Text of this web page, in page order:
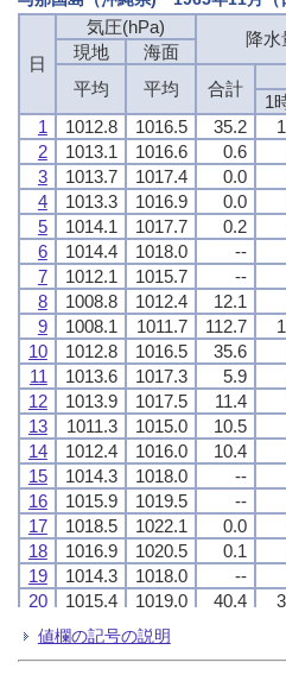
日
気圧(hPa)
降水
現地
海面
平均
平均 合計
1
1
1012.8 1016.5 35.2
2
1013.1 1016.6 0.6
3
1013.7 1017.4 0.0
4
1013.3 1016.9 0.0
5
1014.1 1017.7 0.2
6
1014.4 1018.0 --
7
1012.1 1015.7 --
8
1008.8 1012.4 12.1
9
1008.1 1011.7 112.7
10
1012.8 1016.5 35.6
11
1013.6 1017.3 5.9
12
1013.9 1017.5 11.4
13
1011.3 1015.0 10.5
14
1012.4 1016.0 10.4
15
1014.3 1018.0 --
16
1015.9 1019.5 --
17
1018.5 1022.1 0.0
18
1016.9 1020.5 0.1
19
1014.3 1018.0 --
20
1015.4 1019.0 40.4
21
1018.3 1022.0
22
1015.9 1019.5
日
気圧(hPa)
降水
現地
海面
平均
平均 合計
1
1
1012.8 1016.5 35.2
2
1013.1 1016.6 0.6
3
1013.7 1017.4 0.0
4
1013.3 1016.9 0.0
5
1014.1 1017.7 0.2
6
1014.4 1018.0 --
7
1012.1 1015.7 --
8
1008.8 1012.4 12.1
9
1008.1 1011.7 112.7
10
1012.8 1016.5 35.6
11
1013.6 1017.3 5.9
12
1013.9 1017.5 11.4
13
1011.3 1015.0 10.5
14
1012.4 1016.0 10.4
15
1014.3 1018.0 --
16
1015.9 1019.5 --
17
1018.5 1022.1 0.0
18
1016.9 1020.5 0.1
19
1014.3 1018.0 --
20
1015.4 1019.0 40.4
21
1018.3 1022.0
22
1015.9 1019.5
日
気圧(hPa)
降水
現地
海面
平均
平均 合計
1
1
1012.8 1016.5 35.2
2
1013.1 1016.6 0.6
3
1013.7 1017.4 0.0
4
1013.3 1016.9 0.0
5
1014.1 1017.7 0.2
6
1014.4 1018.0 --
7
1012.1 1015.7 --
8
1008.8 1012.4 12.1
9
1008.1 1011.7 112.7
10
1012.8 1016.5 35.6
11
1013.6 1017.3 5.9
12
1013.9 1017.5 11.4
13
1011.3 1015.0 10.5
14
1012.4 1016.0 10.4
15
1014.3 1018.0 --
16
1015.9 1019.5 --
17
1018.5 1022.1 0.0
18
1016.9 1020.5 0.1
19
1014.3 1018.0 --
20
1015.4 1019.0 40.4
21
1018.3 1022.0
22
1015.9 1019.5
日
気圧(hPa)
降水
現地
海面
平均
平均 合計
1
1
1012.8 1016.5 35.2
2
1013.1 1016.6 0.6
3
1013.7 1017.4 0.0
4
1013.3 1016.9 0.0
5
1014.1 1017.7 0.2
6
1014.4 1018.0 --
7
1012.1 1015.7 --
8
1008.8 1012.4 12.1
9
1008.1 1011.7 112.7
10
1012.8 1016.5 35.6
11
1013.6 1017.3 5.9
12
1013.9 1017.5 11.4
13
1011.3 1015.0 10.5
14
1012.4 1016.0 10.4
15
1014.3 1018.0 --
16
1015.9 1019.5 --
17
1018.5 1022.1 0.0
18
1016.9 1020.5 0.1
19
1014.3 1018.0 --
20
1015.4 1019.0 40.4
21
1018.3 1022.0
22
1015.9 1019.5
値欄の記号の説明